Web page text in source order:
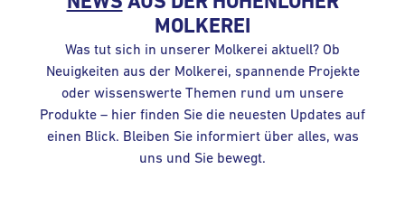
MOLKEREI
Was tut sich in unserer Molkerei aktuell? Ob
Neuigkeiten aus der Molkerei, spannende Projekte
oder wissenswerte Themen rund um unsere
Produkte – hier finden Sie die neuesten Updates auf
einen Blick. Bleiben Sie informiert über alles, was
uns und Sie bewegt.